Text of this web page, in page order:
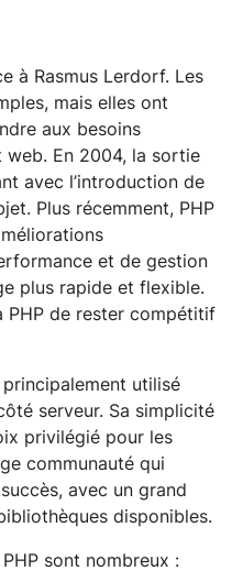
à Rasmus Lerdorf. Les
mais elles ont
aux besoins
En 2004, la sortie
avec l’introduction de
Plus récemment, PHP
et de gestion
plus rapide et flexible.
PHP de rester compétitif
utilisé
serveur. Sa simplicité
privilégié pour les
communauté qui
avec un grand
disponibles.
sont nombreux :